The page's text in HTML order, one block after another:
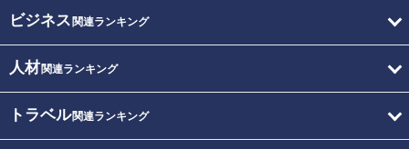
ビジネス 関連ランキング
人材関連ランキング
トラベル関連ランキング